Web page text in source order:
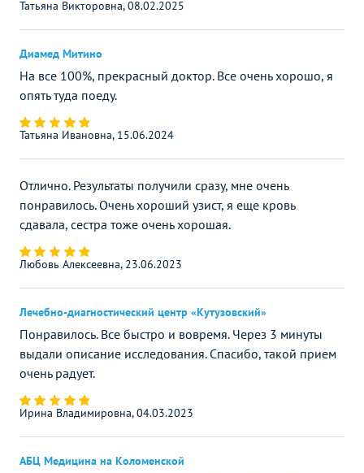
Татьяна Викторовна, 08.02.2025
Диамед Митино
На все 100%, прекрасный доктор. Все очень хорошо, я
опять туда поеду.
Татьяна Ивановна, 15.06.2024
Отлично. Результаты получили сразу, мне очень
понравилось. Очень хороший узист, я еще кровь
сдавала, сестра тоже очень хорошая.
Любовь Алексеевна, 23.06.2023
Лечебно-диагностический центр «Кутузовский»
Понравилось. Все быстро и вовремя. Через 3 минуты
выдали описание исследования. Спасибо, такой прием
очень радует.
Ирина Владимировна, 04.03.2023
АБЦ Медицина на Коломенской